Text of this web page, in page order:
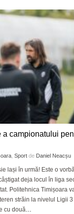
a campionatului
Sport de Daniel Neacșu
lași în urmă! Este o
deja locul în liga
Politehnica Timișoara
străin la nivelul Ligii
cu două…